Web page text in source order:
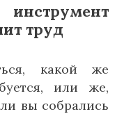
труд
какой же
или же,
вы собрались